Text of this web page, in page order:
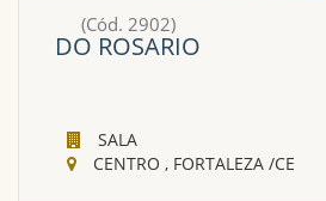
(Cód. 2902)
DO ROSARIO
SALA
CENTRO , FORTALEZA /CE